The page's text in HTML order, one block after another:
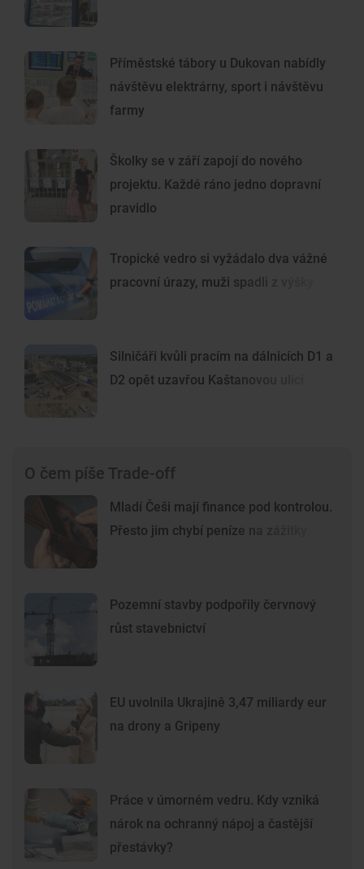
Příměstské tábory u Dukovan nabídly
návštěvu elektrárny, sport i návštěvu
farmy
Školky se v září zapojí do nového
projektu. Každé ráno jedno dopravní
pravidlo
Tropické vedro si vyžádalo dva vážné
pracovní úrazy, muži spadli z výšky
Silničáři kvůli pracím na dálnicích D1 a
D2 opět uzavřou Kaštanovou ulici
O čem píše Trade-off
Mladí Češi mají finance pod kontrolou.
Přesto jim chybí peníze na zážitky
Pozemní stavby podpořily červnový
růst stavebnictví
EU uvolnila Ukrajině 3,47 miliardy eur
na drony a Gripeny
Práce v úmorném vedru. Kdy vzniká
nárok na ochranný nápoj a častější
přestávky?